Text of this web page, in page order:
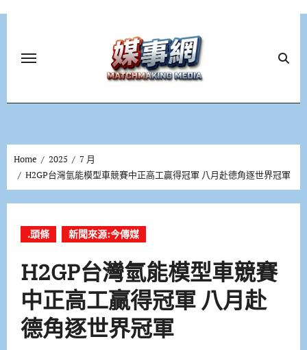
Home 2025
7 月
H2GP台灣氫能模型車競賽中正高工贏得冠軍 八月赴德角逐世界冠軍
.頭條 新聞來源:今傳媒
H2GP台灣氫能模型車競賽
中正高工贏得冠軍 八月赴
德角逐世界冠軍